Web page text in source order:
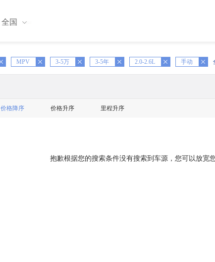
全国
MPV 3-5万
X 3-5年
X 2.0-2.6L
X 手动
X
价格降序 价格升序 里程升序
抱歉根据您的搜索条件没有搜索到车源，您可以放宽